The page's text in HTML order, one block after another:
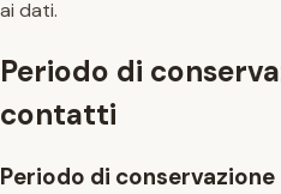
ai dati.
Periodo di
contatti
Periodo di conservazione